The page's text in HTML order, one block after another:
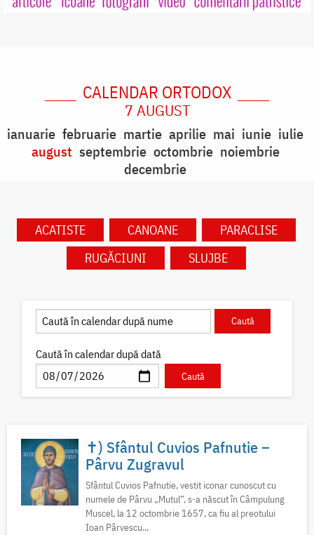
CALENDAR ORTODOX
7 AUGUST
ianuarie februarie martie aprilie mai iunie iulie
august septembrie octombrie noiembrie
decembrie
ACATISTE CANOANE
PARACLISE
RUGĂCIUNI
SLUJBE
Caută în calendar după dată
✝) Sfântul Cuvios Pafnutie –
Pârvu Zugravul
Sfântul Cuvios Pafnutie, vestit iconar cunoscut cu
numele de Pârvu „Mutul”, s-a născut în Câmpulung
Muscel, la 12 octombrie 1657, ca fiu al preotului
Ioan Pârvescu...